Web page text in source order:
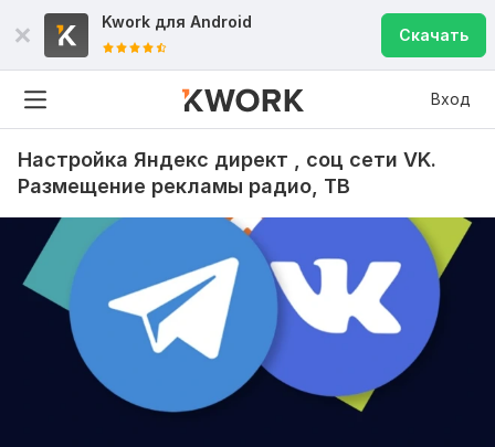
Kwork для Android
Скачать
Вход
Настройка Яндекс директ , соц сети VK.
Размещение рекламы радио, ТВ